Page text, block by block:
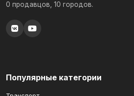
0 продавцов, 10 городов.
Популярные категории